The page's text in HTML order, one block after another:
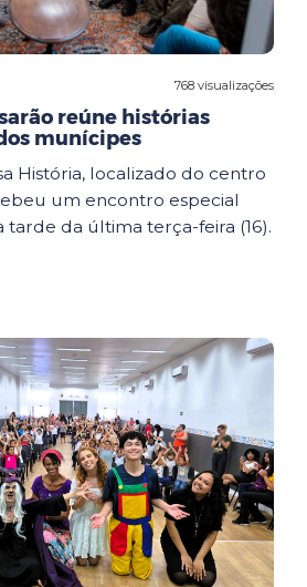
768 visualizações
reúne histórias
munícipes
História, localizado do centro
um encontro especial
da última terça-feira (16).